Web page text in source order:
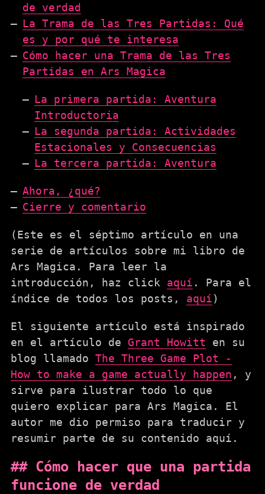
de verdad
La Trama de las Tres Partidas: Qué
es y por qué te interesa
Cómo hacer una Trama de las Tres
Partidas en Ars Magica
La primera partida: Aventura
Introductoria
La segunda partida: Actividades
Estacionales y Consecuencias
La tercera partida: Aventura
Ahora, ¿qué?
Cierre y comentario
(Este es el séptimo artículo en una
serie de artículos sobre mi libro de
Ars Magica. Para leer la
introducción, haz click aquí . Para el
índice de todos los posts, aquí)
El siguiente artículo está inspirado
en el artículo de Grant Howitt en su
blog llamado The Three Game Plot -
How to make a game actually happen , y
sirve para ilustrar todo lo que
quiero explicar para Ars Magica. El
autor me dio permiso para traducir y
resumir parte de su contenido aquí.
Cómo hacer que una partida
funcione de verdad